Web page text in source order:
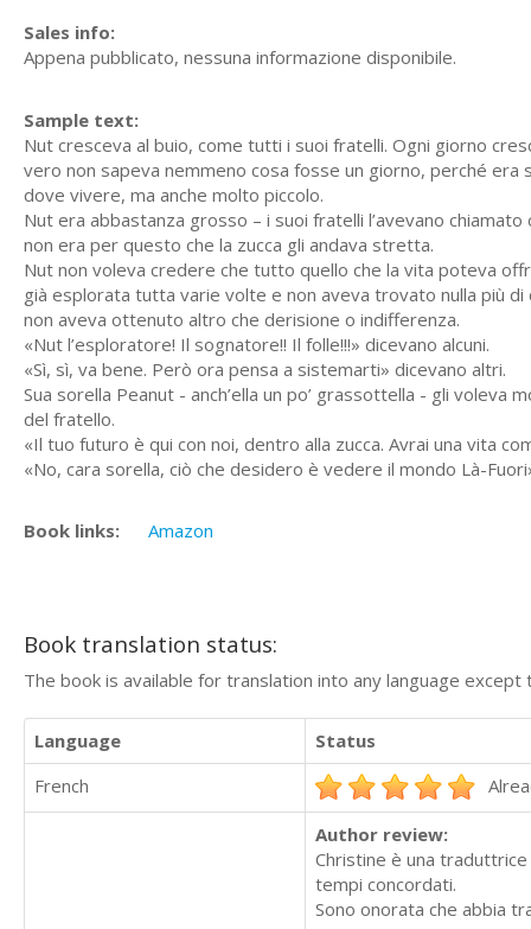
Sales info:
Appena pubblicato, nessuna informazione disponibile.
Sample text:
Nut cresceva al buio, come tutti i suoi fratelli. Ogni giorno
vero non sapeva nemmeno cosa fosse un giorno, perché
dove vivere, ma anche molto piccolo.
Nut era abbastanza grosso – i suoi fratelli l’avevano
non era per questo che la zucca gli andava stretta.
Nut non voleva credere che tutto quello che la vita poteva
già esplorata tutta varie volte e non aveva trovato nulla più
non aveva ottenuto altro che derisione o indifferenza.
«Nut l’esploratore! Il sognatore!! Il folle!!!» dicevano alcuni.
«Sì, sì, va bene. Però ora pensa a sistemarti» dicevano altri.
Sua sorella Peanut - anch’ella un po’ grassottella - gli
del fratello.
«Il tuo futuro è qui con noi, dentro alla zucca. Avrai una vita
«No, cara sorella, ciò che desidero è vedere il mondo Là-
Book links: Amazon
Book translation status:
The book is available for translation into any language
Language
Status
French
Author review:
Christine è una
tempi concordati.
Sono onorata che abbia